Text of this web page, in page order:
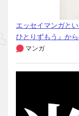
エッセイマンガと
ひとりずもう』か
マンガ